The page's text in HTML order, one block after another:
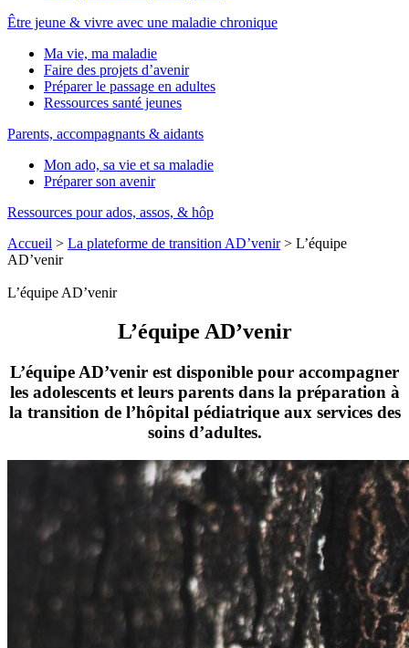
Être jeune & vivre avec une maladie chronique
Ma vie, ma maladie
Faire des projets d’avenir
Préparer le passage en adultes
Ressources santé jeunes
Parents, accompagnants & aidants
Mon ado, sa vie et sa maladie
Préparer son avenir
Ressources pour ados, assos, & hôp
Accueil > La plateforme de transition AD’venir > L’équipe
AD’venir
L’équipe AD’venir
L’équipe AD’venir
L’équipe AD’venir est disponible pour accompagner
les adolescents et leurs parents dans la préparation à
la transition de l’hôpital pédiatrique aux services des
soins d’adultes.